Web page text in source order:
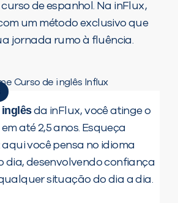
de espanhol. Na inFlux,
um método exclusivo que
jornada rumo à fluência.
da inFlux, você atinge o
até 2,5 anos. Esqueça
você pensa no idioma
dia, desenvolvendo confiança
situação do dia a dia.